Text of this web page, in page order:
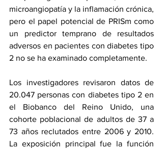
microangiopatía y la inflamación crónica,
pero el papel potencial de PRISm como
un predictor temprano de resultados
adversos en pacientes con diabetes tipo
2 no se ha examinado completamente.
Los investigadores revisaron datos de
20.047 personas con diabetes tipo 2 en
el Biobanco del Reino Unido, una
cohorte poblacional de adultos de 37 a
73 años reclutados entre 2006 y 2010.
La exposición principal fue la función